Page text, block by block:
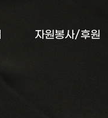
자원봉사/후원